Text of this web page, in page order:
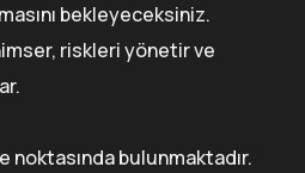
bekleyeceksiniz.
riskleri yönetir ve
noktasında bulunmaktadır.